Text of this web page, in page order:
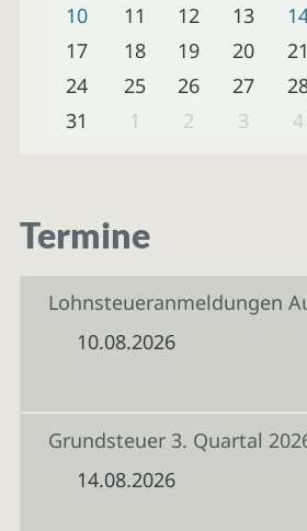
10
11 12 13
17
18 19 20 21
24
25 26 27
31
1 2 3 4
Termine
Lohnsteueranmeldungen
10.08.2026
Grundsteuer 3. Quartal
14.08.2026